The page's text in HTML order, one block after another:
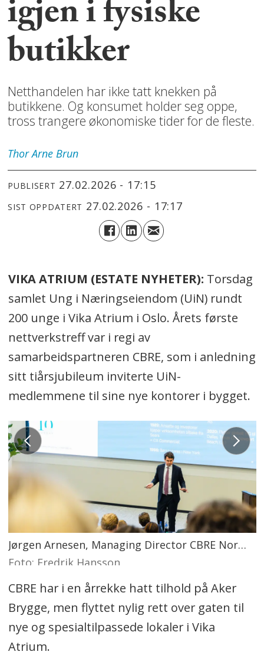
igjen i fysiske
butikker
Netthandelen har ikke tatt knekken på
butikkene. Og konsumet holder seg oppe,
tross trangere økonomiske tider for de fleste.
Thor Arne Brun
PUBLISERT 27.02.2026 - 17:15
SIST OPPDATERT 27.02.2026 - 17:17
VIKA ATRIUM (ESTATE NYHETER): Torsdag
samlet Ung i Næringseiendom (UiN) rundt
200 unge i Vika Atrium i Oslo. Årets første
nettverkstreff var i regi av
samarbeidspartneren CBRE, som i anledning
sitt tiårsjubileum inviterte UiN-
medlemmene til sine nye kontorer i bygget.
Jørgen Arnesen, Managing Director CBRE Norway
Foto: Fredrik Hansson
CBRE har i en årrekke hatt tilhold på Aker
Brygge, men flyttet nylig rett over gaten til
nye og spesialtilpassede lokaler i Vika
Atrium.